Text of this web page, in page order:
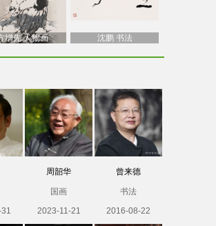
增先 人物画 沈鹏 书法
周韶华
国画
2023-11-21
曾来德
书法
2016-08-22